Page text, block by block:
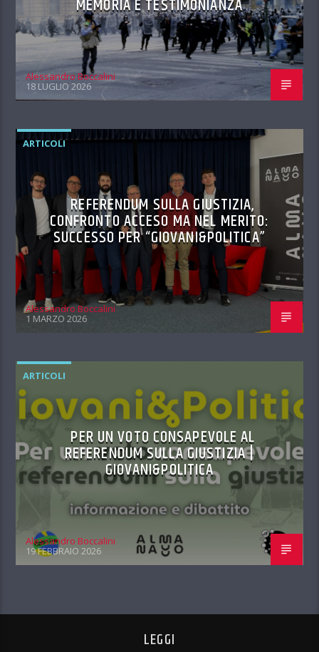
MEMORIA E TESTIMONIANZA
Alessandro Boccalini
18 LUGLIO 2026
ARTICOLI
REFERENDUM SULLA GIUSTIZIA,
CONFRONTO ACCESO MA NEL MERITO:
SUCCESSO PER “GIOVANI&POLITICA”
Alessandro Boccalini
1 MARZO 2026
ARTICOLI
PER UN VOTO CONSAPEVOLE AL
REFERENDUM SULLA GIUSTIZIA |
GIOVANI&POLITICA
Alessandro Boccalini
19 FEBBRAIO 2026
LEGGI